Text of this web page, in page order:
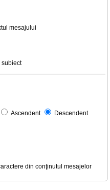
mesajului
subiect
Ascendent Descendent
din conţinutul mesajelor